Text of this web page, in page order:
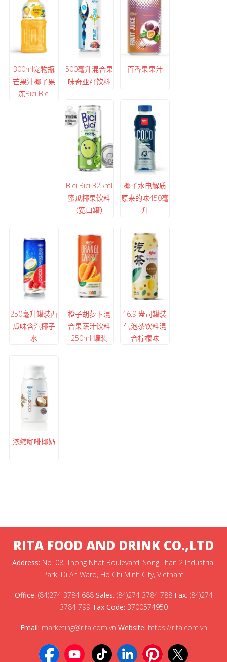
300ml宠物瓶
芒果汁椰子果
冻Bici Bici
500毫升混合果
味奇亚籽饮料
百香果果汁
Bici Bici 325ml
蜜瓜椰果饮料
（宽口罐）
椰子水电解质
原来的味450毫
升
250毫升罐装西
瓜味含汽椰子
水
橙子胡萝卜混
合果蔬汁饮料
250ml 罐装
16.9 盎司罐装
气泡茶饮料混
合柠檬味
浓缩咖啡椰奶
RITA FOOD AND DRINK CO.,LTD
Address: No. 08, Thong Nhat Boulevard, Song Than 2 Industrial
Park, Di An Ward, Ho Chi Minh City, Vietnam
Office: (84)274 3784 688 Sales: (84)274 3784 788 Fax: (84)274
3784 799 Tax Code: 3700574950
Email: marketing@rita.com.vn Website: https://rita.com.vn